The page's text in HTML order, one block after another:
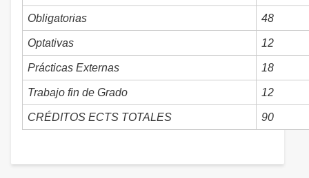
Obligatorias 48
Optativas 12
Prácticas Externas 18
Trabajo fin de Grado 12
CRÉDITOS ECTS TOTALES 90